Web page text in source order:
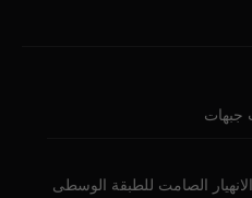
جبهات
الصامت للطبقة الوسطى